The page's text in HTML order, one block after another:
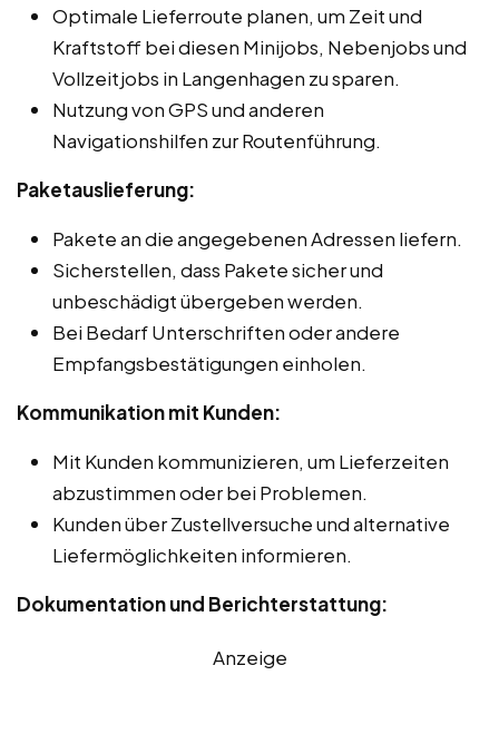
Optimale Lieferroute planen, um Zeit und
Kraftstoff bei diesen Minijobs, Nebenjobs und
Vollzeitjobs in Langenhagen zu sparen.
Nutzung von GPS und anderen
Navigationshilfen zur Routenführung.
Paketauslieferung:
Pakete an die angegebenen Adressen liefern.
Sicherstellen, dass Pakete sicher und
unbeschädigt übergeben werden.
Bei Bedarf Unterschriften oder andere
Empfangsbestätigungen einholen.
Kommunikation mit Kunden:
Mit Kunden kommunizieren, um Lieferzeiten
abzustimmen oder bei Problemen.
Kunden über Zustellversuche und alternative
Liefermöglichkeiten informieren.
Dokumentation und Berichterstattung:
Anzeige